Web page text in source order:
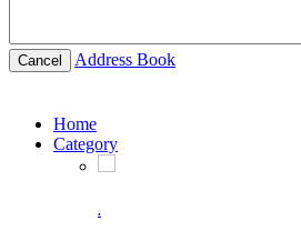
Cancel Address Book
Home
Category
.